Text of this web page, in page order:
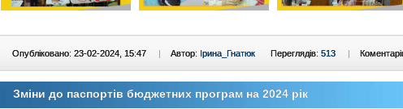
Опубліковано: 23-02-2024, 15:47 | Автор: Ірина_Гнатюк Переглядів: 513 |
Зміни до паспортів бюджетних програм на 2024 рік